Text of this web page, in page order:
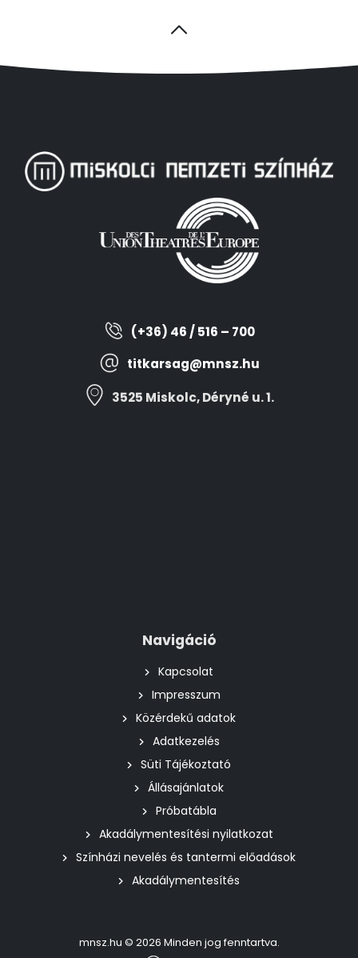
(+36) 46 / 516 – 700
titkarsag@mnsz.hu
3525 Miskolc, Déryné u. 1.
Navigáció
Kapcsolat
Impresszum
Közérdekű adatok
Adatkezelés
Süti Tájékoztató
Állásajánlatok
Próbatábla
Akadálymentesítési nyilatkozat
Színházi nevelés és tantermi előadások
Akadálymentesítés
mnsz.hu © 2026 Minden jog fenntartva.